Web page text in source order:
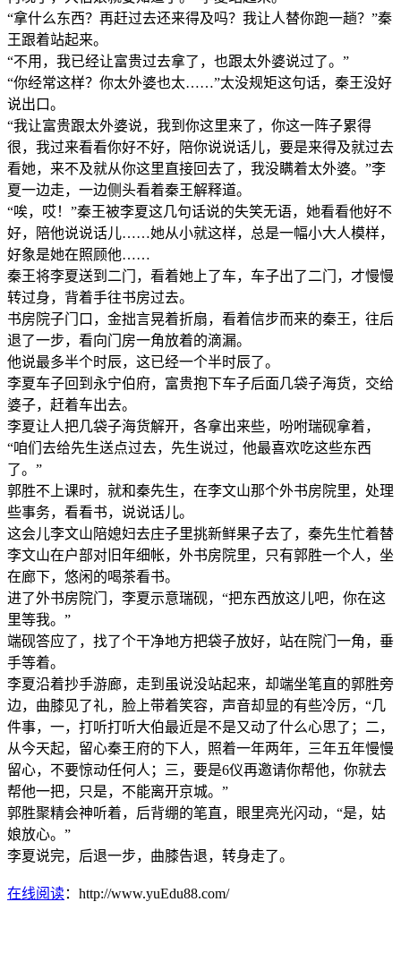
“拿什么东西？再赶过去还来得及吗？我让人替你跑一趟？”秦
王跟着站起来。
“不用，我已经让富贵过去拿了，也跟太外婆说过了。”
“你经常这样？你太外婆也太……”太没规矩这句话，秦王没好
说出口。
“我让富贵跟太外婆说，我到你这里来了，你这一阵子累得
很，我过来看看你好不好，陪你说说话儿，要是来得及就过去
看她，来不及就从你这里直接回去了，我没瞒着太外婆。”李
夏一边走，一边侧头看着秦王解释道。
“唉，哎！”秦王被李夏这几句话说的失笑无语，她看看他好不
好，陪他说说话儿……她从小就这样，总是一幅小大人模样，
好象是她在照顾他……
秦王将李夏送到二门，看着她上了车，车子出了二门，才慢慢
转过身，背着手往书房过去。
书房院子门口，金拙言晃着折扇，看着信步而来的秦王，往后
退了一步，看向门房一角放着的滴漏。
他说最多半个时辰，这已经一个半时辰了。
李夏车子回到永宁伯府，富贵抱下车子后面几袋子海货，交给
婆子，赶着车出去。
李夏让人把几袋子海货解开，各拿出来些，吩咐瑞砚拿着，
“咱们去给先生送点过去，先生说过，他最喜欢吃这些东西
了。”
郭胜不上课时，就和秦先生，在李文山那个外书房院里，处理
些事务，看看书，说说话儿。
这会儿李文山陪媳妇去庄子里挑新鲜果子去了，秦先生忙着替
李文山在户部对旧年细帐，外书房院里，只有郭胜一个人，坐
在廊下，悠闲的喝茶看书。
进了外书房院门，李夏示意瑞砚，“把东西放这儿吧，你在这
里等我。”
端砚答应了，找了个干净地方把袋子放好，站在院门一角，垂
手等着。
李夏沿着抄手游廊，走到虽说没站起来，却端坐笔直的郭胜旁
边，曲膝见了礼，脸上带着笑容，声音却显的有些冷厉，“几
件事，一，打听打听大伯最近是不是又动了什么心思了；二，
从今天起，留心秦王府的下人，照着一年两年，三年五年慢慢
留心，不要惊动任何人；三，要是6仪再邀请你帮他，你就去
帮他一把，只是，不能离开京城。”
郭胜聚精会神听着，后背绷的笔直，眼里亮光闪动，“是，姑
娘放心。”
李夏说完，后退一步，曲膝告退，转身走了。
在线阅读：http://www.yuEdu88.com/